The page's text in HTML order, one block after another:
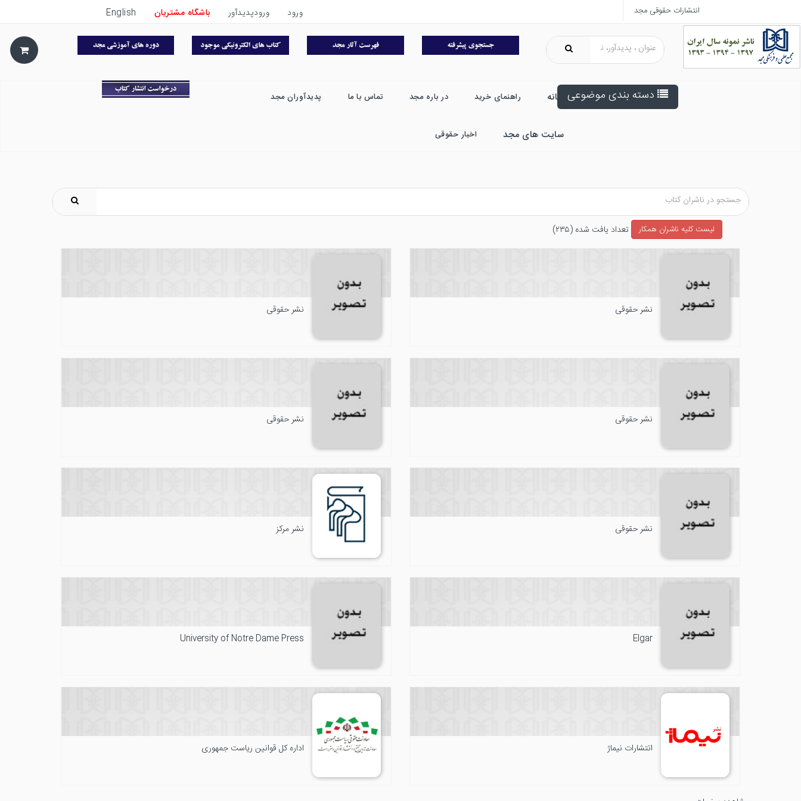
انتشارات حقوقی مجد ورود ورودپدیدآور باشگاه مشتریان English
دسته بندی موضوعی خانه راهنمای خرید در باره مجد تماس با ما پدیدآوران مجد
سایت های مجد اخبار حقوقی
ليست كليه ناشران همکار تعداد يافت شده (۲۳۵)
نشر حقوقی نشر حقوقی
نشر حقوقی نشر حقوقی
نشر حقوقی نشر مرکز
Elgar
University of Notre Dame Press
اتتشارات نیماژ اداره کل قوانین ریاست جمهوری